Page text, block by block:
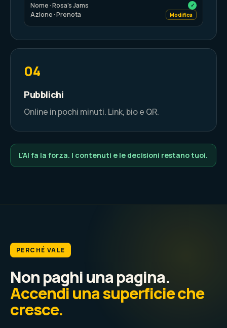
Nome · Rosa's Jams ✓
Azione · Prenota Modifica
04
Pubblichi
Online in pochi minuti. Link, bio e QR.
L'AI fa la forza. I contenuti e le decisioni restano tuoi.
PERCHÉ VALE
Non paghi una pagina.
Accendi una superficie che
cresce.